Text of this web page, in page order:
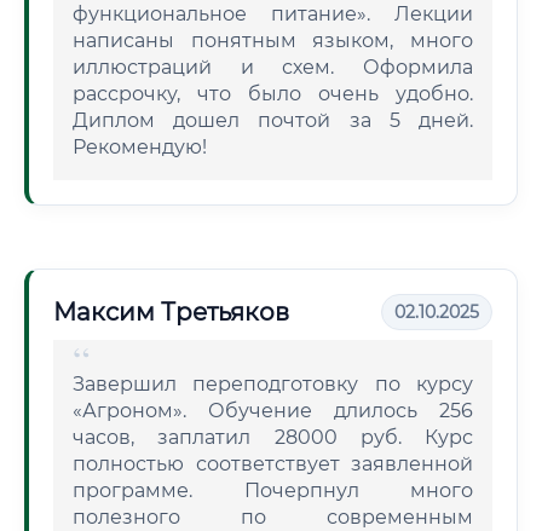
функциональное питание». Лекции
написаны понятным языком, много
иллюстраций и схем. Оформила
рассрочку, что было очень удобно.
Диплом дошел почтой за 5 дней.
Рекомендую!
Максим Третьяков 02.10.2025
Завершил переподготовку по курсу
«Агроном». Обучение длилось 256
часов, заплатил 28000 руб. Курс
полностью соответствует заявленной
программе. Почерпнул много
полезного по современным